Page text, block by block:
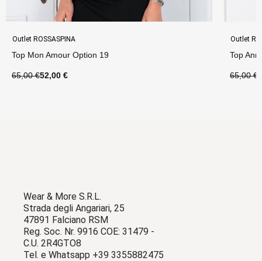
Outlet ROSSASPINA
Top Mon Amour Option 19
65,00 €52,00 €
Outlet
Top
65,00 €
Wear & More S.R.L.
Strada degli Angariari, 25
47891 Falciano RSM
Reg. Soc. Nr. 9916 COE: 31479 -
C.U. 2R4GTO8
Tel. e Whatsapp +39 3355882475